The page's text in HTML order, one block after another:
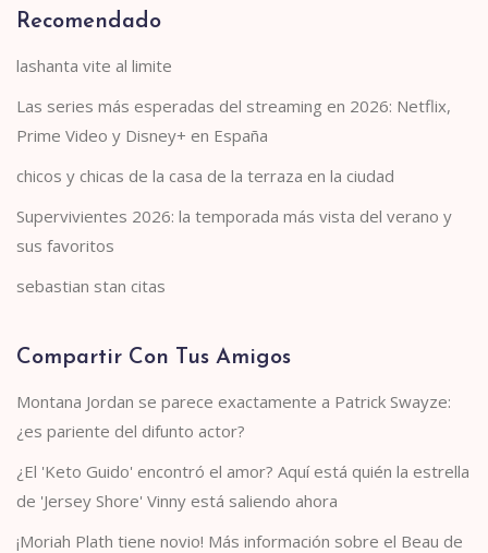
Recomendado
lashanta vite al limite
Las series más esperadas del streaming en 2026: Netflix,
Prime Video y Disney+ en España
chicos y chicas de la casa de la terraza en la ciudad
Supervivientes 2026: la temporada más vista del verano y
sus favoritos
sebastian stan citas
Compartir Con Tus Amigos
Montana Jordan se parece exactamente a Patrick Swayze:
¿es pariente del difunto actor?
¿El 'Keto Guido' encontró el amor? Aquí está quién la estrella
de 'Jersey Shore' Vinny está saliendo ahora
¡Moriah Plath tiene novio! Más información sobre el Beau de